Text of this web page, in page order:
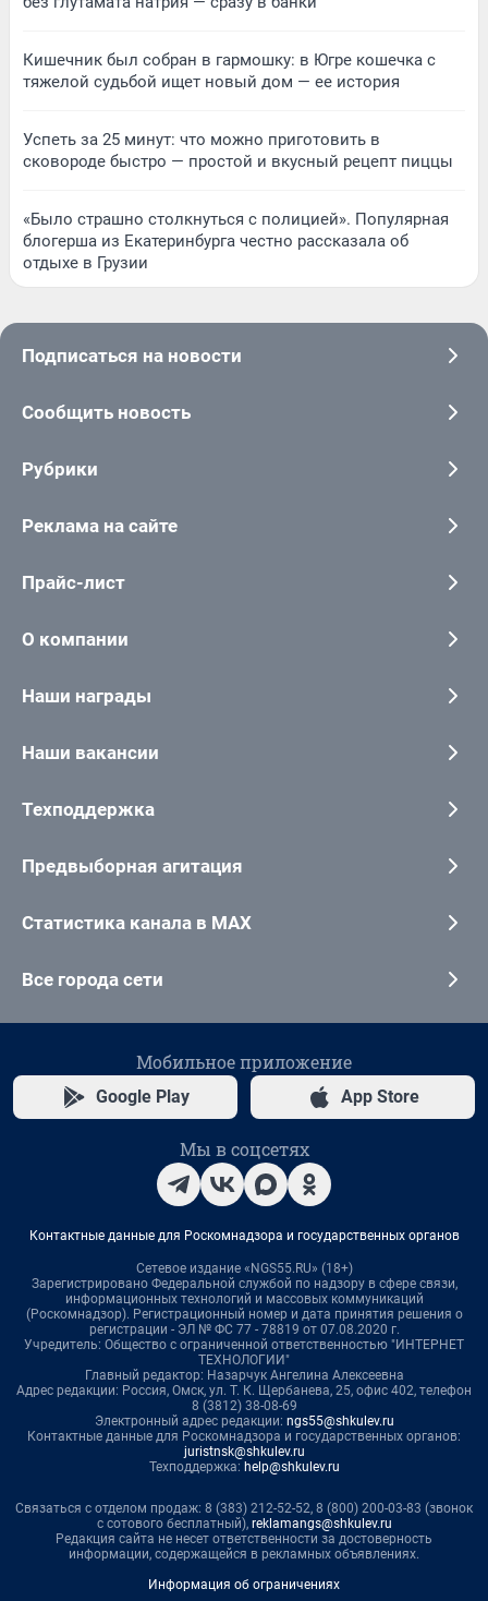
Кишечник был собран в гармошку: в Югре кошечка с
тяжелой судьбой ищет новый дом — ее история
Успеть за 25 минут: что можно приготовить в
сковороде быстро — простой и вкусный рецепт пиццы
«Было страшно столкнуться с полицией». Популярная
блогерша из Екатеринбурга честно рассказала об
отдыхе в Грузии
Подписаться на новости
Сообщить новость
Рубрики
Реклама на сайте
Прайс-лист
О компании
Наши награды
Наши вакансии
Техподдержка
Предвыборная агитация
Статистика канала в MAX
Все города сети
Мобильное приложение
Google Play App Store
Мы в соцсетях
Контактные данные для Роскомнадзора и государственных органов
Сетевое издание «NGS55.RU» (18+)
Зарегистрировано Федеральной службой по надзору в сфере связи,
информационных технологий и массовых коммуникаций
(Роскомнадзор). Регистрационный номер и дата принятия решения о
регистрации - ЭЛ № ФС 77 - 78819 от 07.08.2020 г.
Учредитель: Общество с ограниченной ответственностью "ИНТЕРНЕТ
ТЕХНОЛОГИИ"
Главный редактор: Назарчук Ангелина Алексеевна
Адрес редакции: Россия, Омск, ул. Т. К. Щербанева, 25, офис 402, телефон
8 (3812) 38-08-69
Электронный адрес редакции: ngs55@shkulev.ru
Контактные данные для Роскомнадзора и государственных органов:
juristnsk@shkulev.ru
Техподдержка: help@shkulev.ru
Связаться с отделом продаж: 8 (383) 212-52-52, 8 (800) 200-03-83 (звонок
с сотового бесплатный), reklamangs@shkulev.ru
Редакция сайта не несет ответственности за достоверность
информации, содержащейся в рекламных объявлениях.
Информация об ограничениях